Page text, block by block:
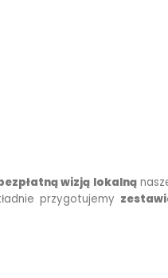
wizją lokalną
przygotujemy